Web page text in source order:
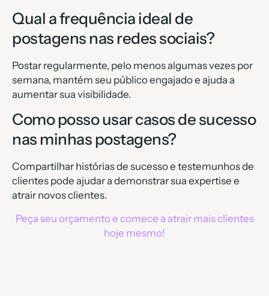
Qual a frequência ideal de
postagens nas redes sociais?
Postar regularmente, pelo menos algumas vezes por
semana, mantém seu público engajado e ajuda a
aumentar sua visibilidade.
Como posso usar casos de sucesso
nas minhas postagens?
Compartilhar histórias de sucesso e testemunhos de
clientes pode ajudar a demonstrar sua expertise e
atrair novos clientes.
Peça seu orçamento e comece a atrair mais clientes
hoje mesmo!